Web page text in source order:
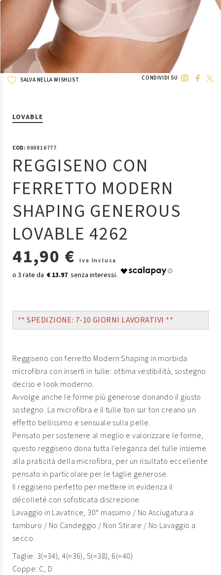
SALVA NELLA WISHLIST CONDIVIDI SU
LOVABLE
COD:000816777
REGGISENO CON
FERRETTO MODERN
SHAPING GENEROUS
LOVABLE 4262
41,90 €
Iva Inclusa
€ 13.97
** SPEDIZIONE: 7-10 GIORNI LAVORATIVI **
Reggiseno con ferretto Modern Shaping in morbida
microfibra con inserti in tulle: ottima vestibilità, sostegno
deciso e look moderno.
Avvolge anche le forme più generose donando il giusto
sostegno. La microfibra e il tulle ton sur ton creano un
effetto bellissimo e sensuale sulla pelle.
Pensato per sostenere al meglio e valorizzare le forme,
questo reggiseno dona tutta l’eleganza del tulle insieme
alla praticità della microfibra, per un risultato eccellente
pensato in particolare per le taglie generose.
Il reggiseno perfetto per mettere in evidenza il
décolleté con sofisticata discrezione.
Lavaggio in Lavatrice, 30° massimo / No Asciugatura a
tamburo / No Candeggio / Non Stirare / No Lavaggio a
secco.
Taglie: 3(=34), 4(=36), 5(=38), 6(=40)
Coppe: C, D